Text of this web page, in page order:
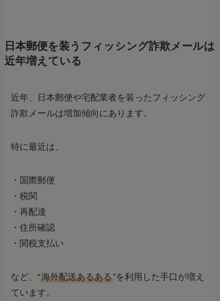
日本郵便を装うフィッシング詐欺メールは
近年増えている
近年、日本郵便や宅配業者を装ったフィッシング
詐欺メールは増加傾向にあります。
特に最近は、
・国際郵便
・税関
・再配達
・住所確認
・関税支払い
など、“海外配送あるある”を利用した手口が増え
ています。